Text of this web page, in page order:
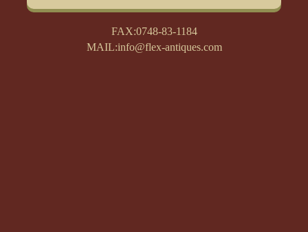
FAX:0748-83-1184
MAIL:info@flex-antiques.com